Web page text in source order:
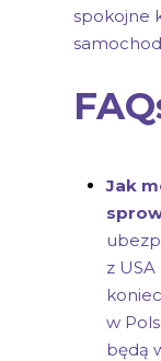
spokojne
Jak
z
w
będą